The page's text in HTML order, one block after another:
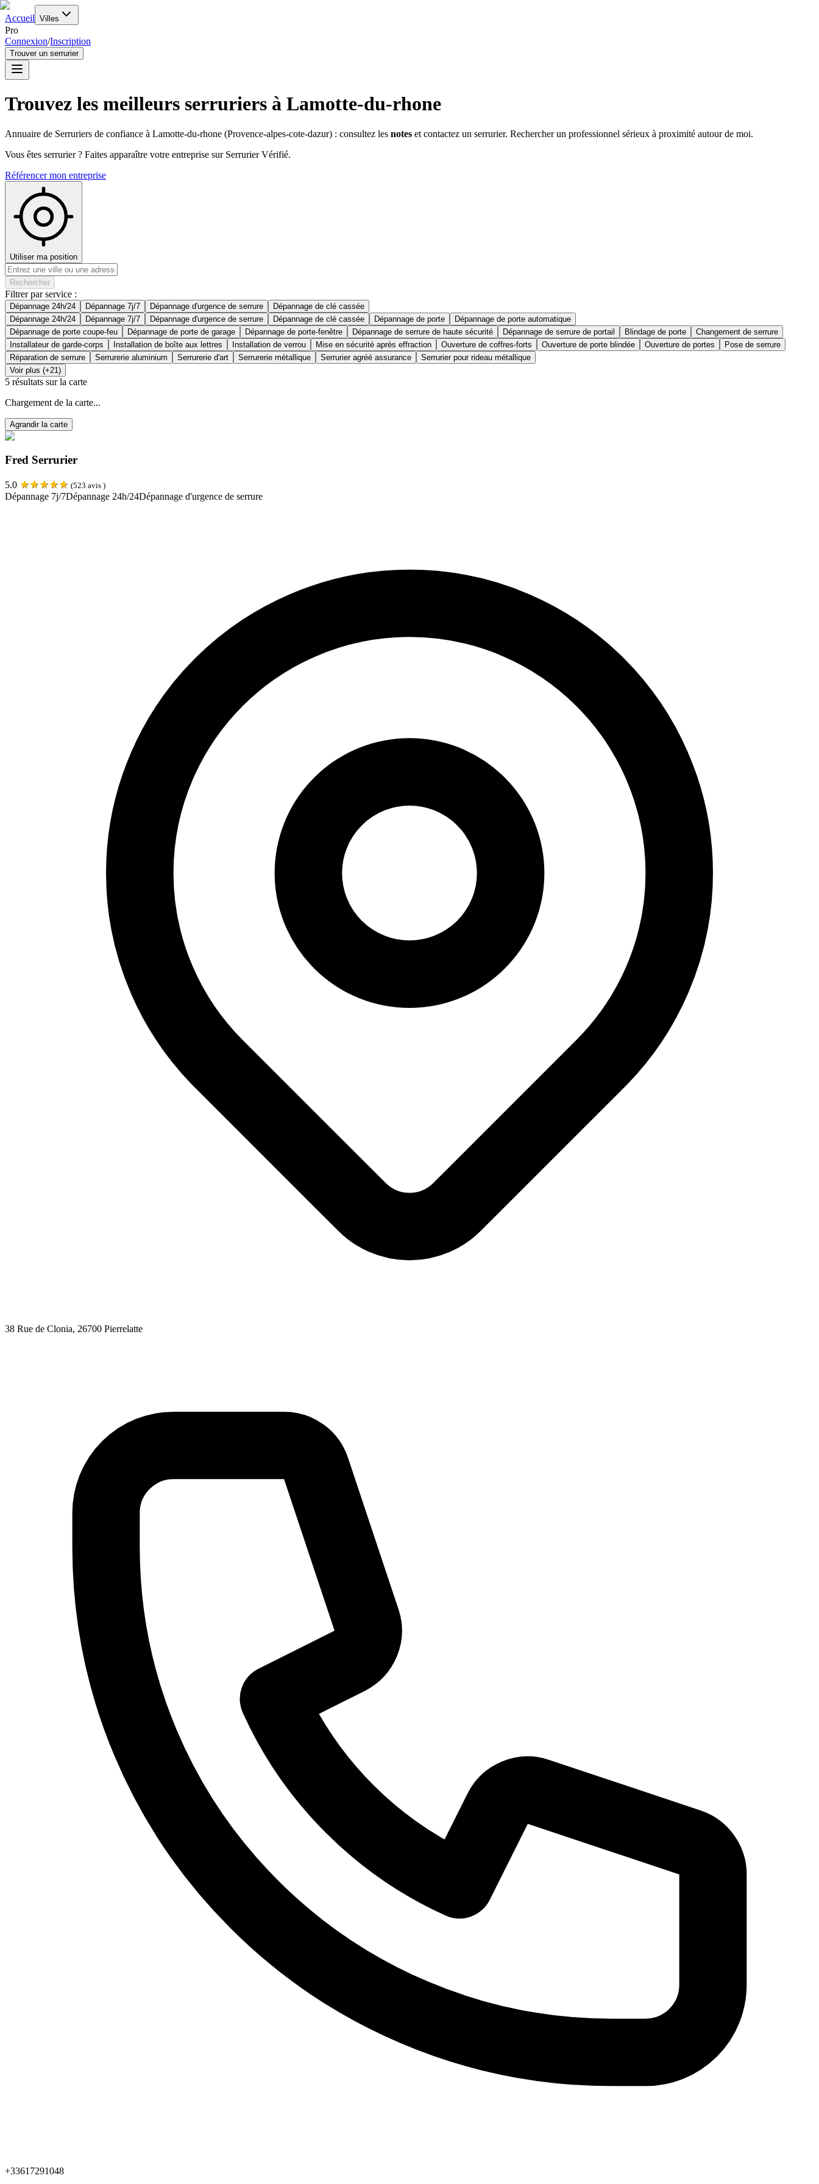
Accueil Villes
Pro
Connexion/Inscription
Trouver un serrurier
Trouvez les meilleurs serruriers à Lamotte-du-rhone
Annuaire de Serruriers de confiance à Lamotte-du-rhone (Provence-alpes-cote-dazur) : consultez les notes et contactez un serrurier. Rechercher un professionnel sérieux à proximité autour de moi.
Vous êtes serrurier ? Faites apparaître votre entreprise sur Serrurier Vérifié.
Référencer mon entreprise
Utiliser ma position
Rechercher
Filtrer par service :
Dépannage 24h/24 Dépannage 7j/7 Dépannage d'urgence de serrure
Dépannage de clé cassée
Dépannage 24h/24
Dépannage 7j/7 Dépannage d'urgence de serrure Dépannage de clé cassée Dépannage de porte
Dépannage de porte automatique
Dépannage de porte coupe-feu
Dépannage de porte de garage Dépannage de porte-fenêtre Dépannage de serrure de haute sécurité Dépannage de serrure de portail Blindage de porte
Changement de serrure
Installateur de garde-corps
Installation de boîte aux lettres Installation de verrou Mise en sécurité après effraction Ouverture de coffres-forts Ouverture de porte blindée Ouverture de portes
Pose de serrure
Réparation de serrure
Serrurerie aluminium Serrurerie d'art Serrurerie métallique Serrurier agréé assurance
Serrurier pour rideau métallique
Voir plus (+21)
5 résultats sur la carte
Chargement de la carte...
Agrandir la carte
Fred Serrurier
5.0 ★★★★★ (523 avis )
Dépannage 7j/7Dépannage 24h/24Dépannage d'urgence de serrure
38 Rue de Clonia, 26700 Pierrelatte
+33617291048